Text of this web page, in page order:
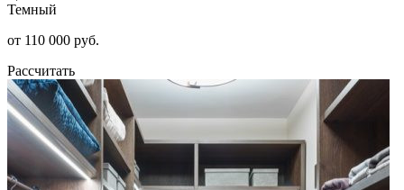
Темный
от 110 000 руб.
Рассчитать